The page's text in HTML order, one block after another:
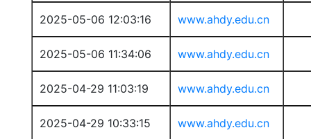
2025-05-06 12:03:16 www.ahdy.edu.cn
2025-05-06 11:34:06 www.ahdy.edu.cn
2025-04-29 11:03:19 www.ahdy.edu.cn
2025-04-29 10:33:15 www.ahdy.edu.cn